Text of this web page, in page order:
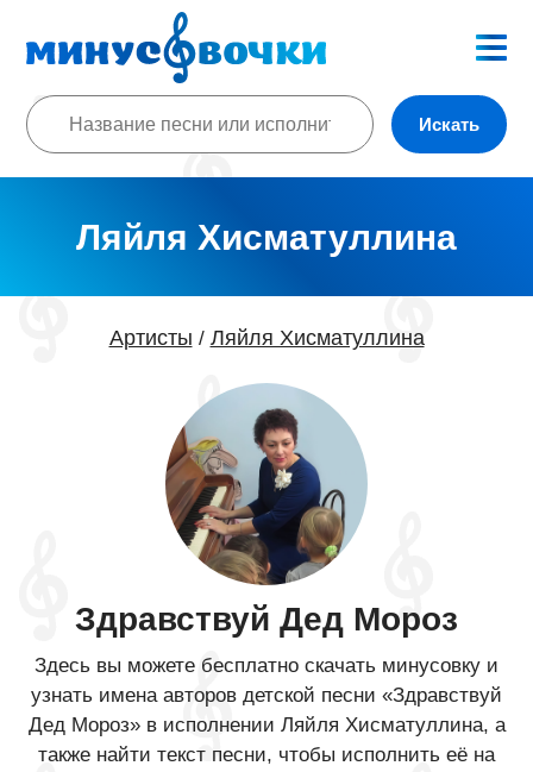
Искать
Ляйля Хисматуллина
Артисты / Ляйля Хисматуллина
Здравствуй Дед Мороз
Здесь вы можете бесплатно скачать минусовку и
узнать имена авторов детской песни «Здравствуй
Дед Мороз» в исполнении Ляйля Хисматуллина, а
также найти текст песни, чтобы исполнить её на